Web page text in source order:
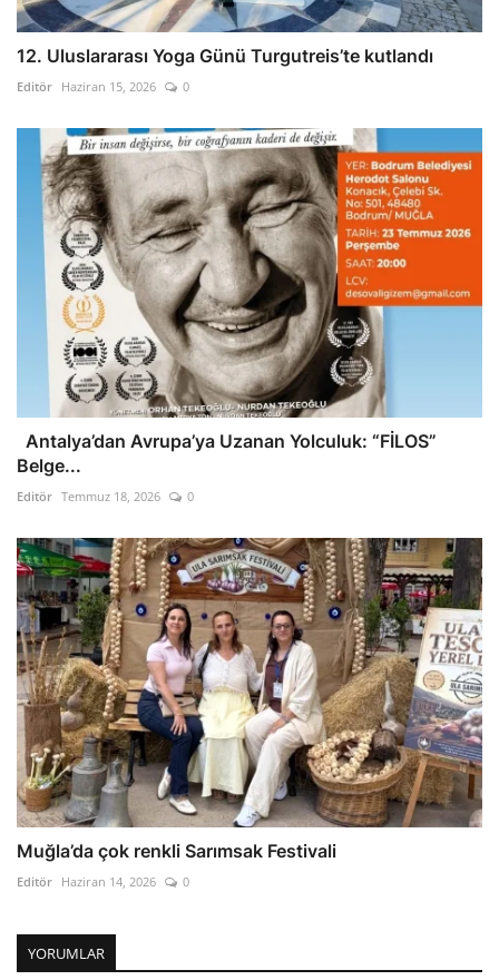
12. Uluslararası Yoga Günü Turgutreis’te kutlandı
Editör Haziran 15, 2026 0
Antalya’dan Avrupa’ya Uzanan Yolculuk: “FİLOS”
Belge...
Editör Temmuz 18, 2026 0
Muğla’da çok renkli Sarımsak Festivali
Editör Haziran 14, 2026 0
YORUMLAR